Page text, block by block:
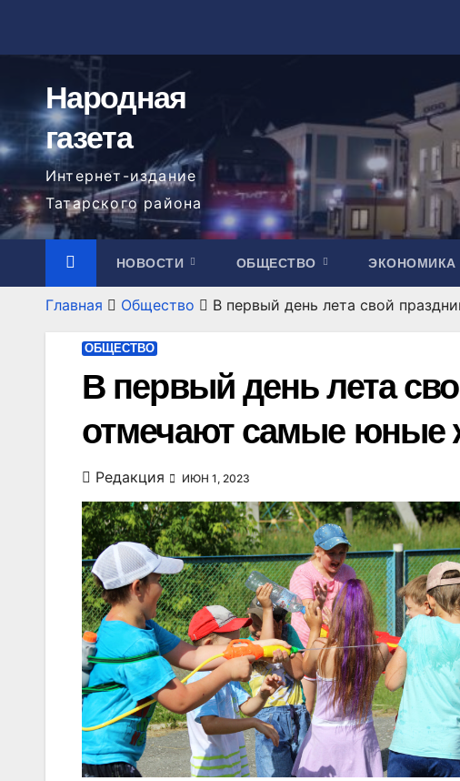
содержимому
Народная
газета
Интернет-издание
Татарского района
НОВОСТИ ОБЩЕСТВО ЭКОНОМИКА
Главная Общество В первый день лета свой
ОБЩЕСТВО
В первый день лета
отмечают самые юные
Редакция ИЮН 1, 2023